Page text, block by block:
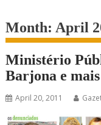
Month: April
Ministério
Barjona e
April 20, 2011